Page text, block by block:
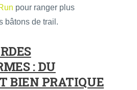
pour ranger plus
bâtons de trail.
: DU
BIEN PRATIQUE